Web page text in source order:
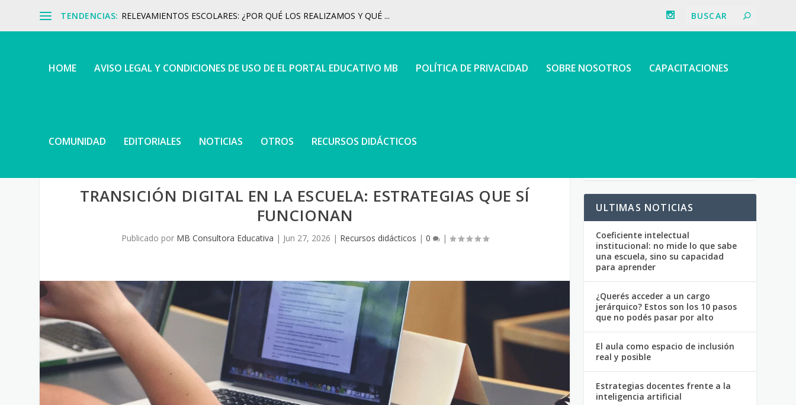
TENDENCIAS: RELEVAMIENTOS ESCOLARES: ¿POR QUÉ LOS REALIZAMOS Y QUÉ ...
HOME AVISO LEGAL Y CONDICIONES DE USO DE EL PORTAL EDUCATIVO MB POLÍTICA DE PRIVACIDAD SOBRE NOSOTROS CAPACITACIONES
COMUNIDAD EDITORIALES NOTICIAS OTROS RECURSOS DIDÁCTICOS
TRANSICIÓN DIGITAL EN LA ESCUELA: ESTRATEGIAS QUE SÍ
FUNCIONAN
Publicado por MB Consultora Educativa | Jun 27, 2026 | Recursos didácticos | 0 |
ULTIMAS NOTICIAS
Coeficiente intelectual
institucional: no mide lo que sabe
una escuela, sino su capacidad
para aprender
¿Querés acceder a un cargo
jerárquico? Estos son los 10 pasos
que no podés pasar por alto
El aula como espacio de inclusión
real y posible
Estrategias docentes frente a la
inteligencia artificial